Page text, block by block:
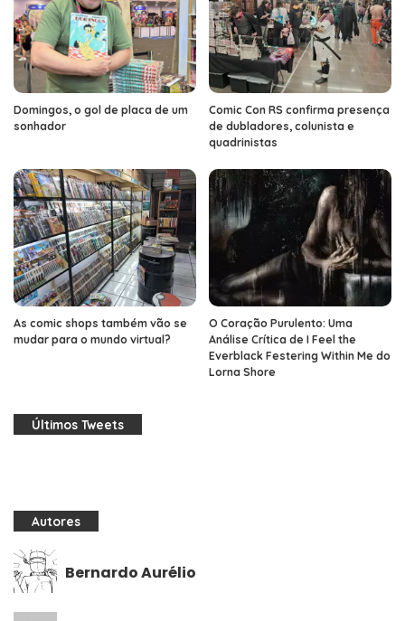
Domingos, o gol de placa de um
sonhador
Comic Con RS confirma presença
de dubladores, colunista e
quadrinistas
As comic shops também vão se
mudar para o mundo virtual?
O Coração Purulento: Uma
Análise Crítica de I Feel the
Everblack Festering Within Me do
Lorna Shore
Últimos Tweets
Autores
Bernardo Aurélio